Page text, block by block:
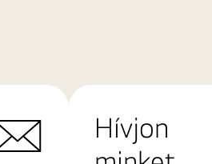
Hívjon